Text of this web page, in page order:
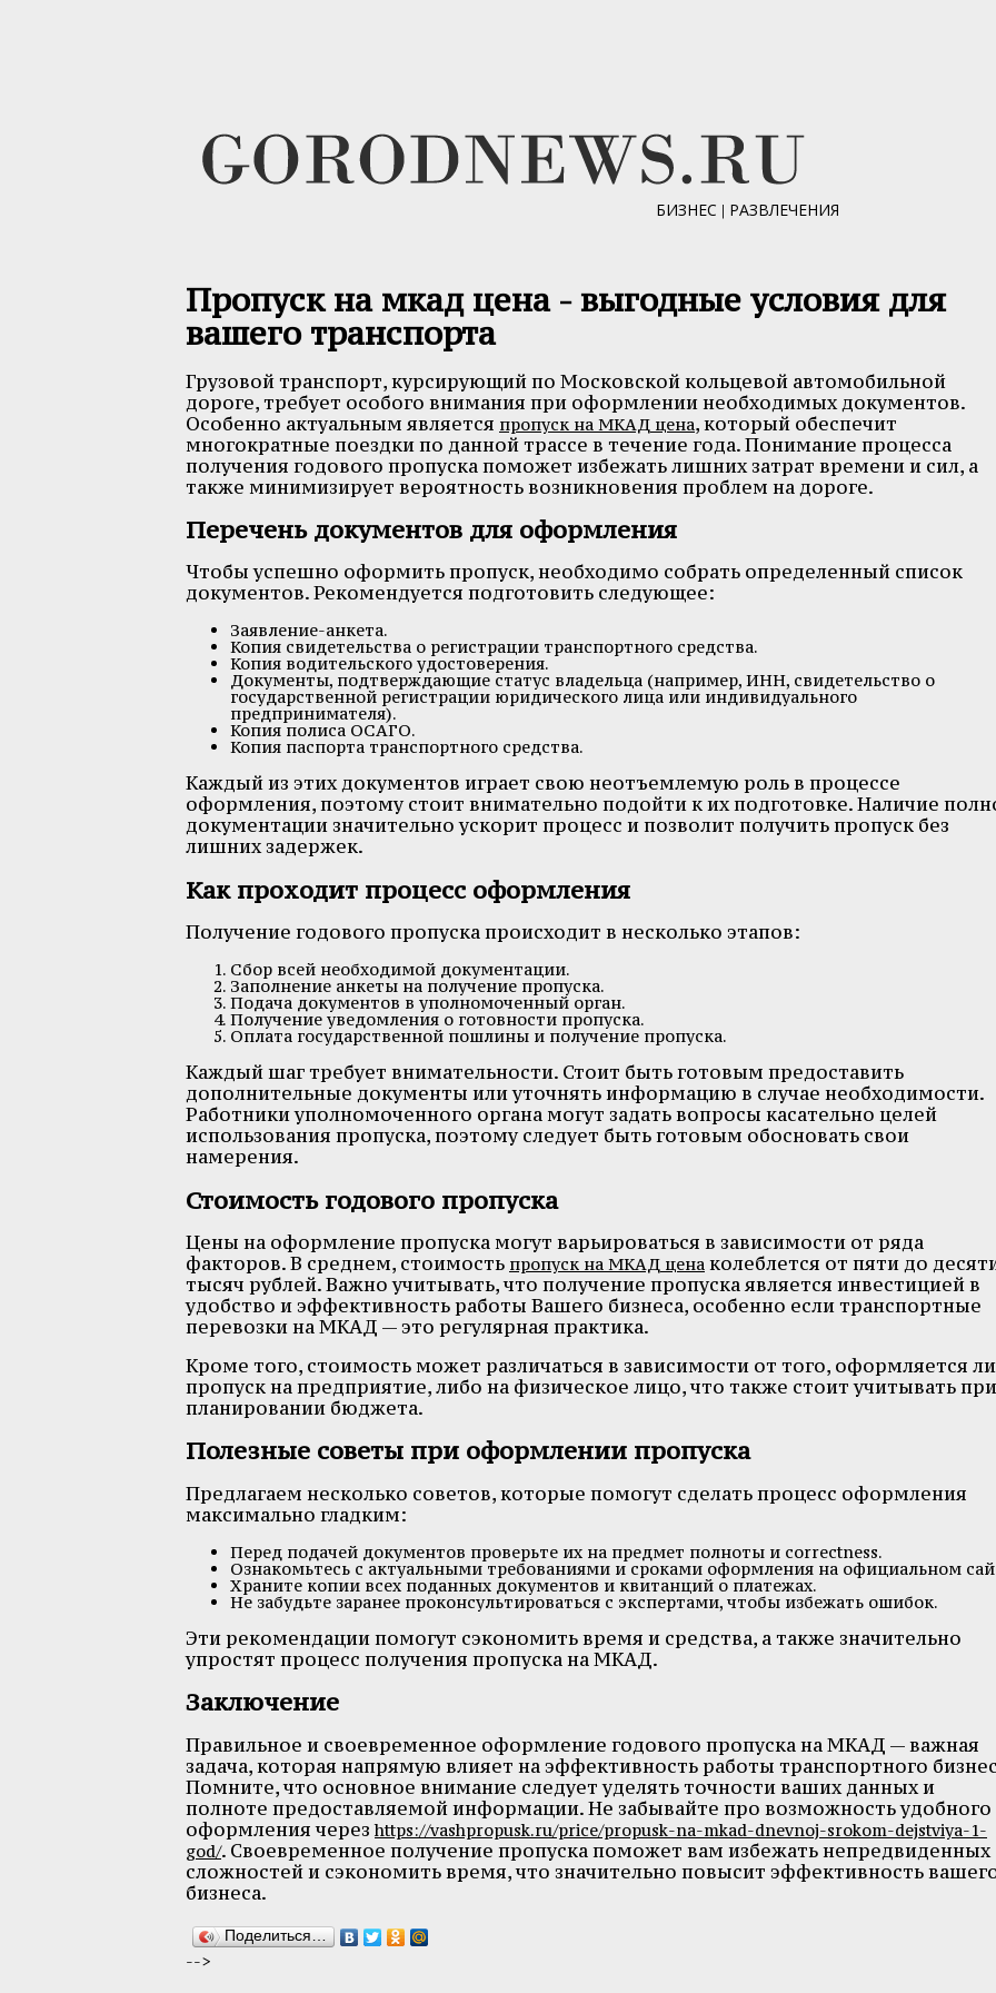
БИЗНЕС | РАЗВЛЕЧЕНИЯ
Пропуск на мкад цена - выгодные условия для
вашего транспорта
Грузовой транспорт, курсирующий по Московской кольцевой автомобильной
дороге, требует особого внимания при оформлении необходимых документов.
Особенно актуальным является пропуск на МКАД цена, который обеспечит
многократные поездки по данной трассе в течение года. Понимание процесса
получения годового пропуска поможет избежать лишних затрат времени и сил, а
также минимизирует вероятность возникновения проблем на дороге.
Перечень документов для оформления
Чтобы успешно оформить пропуск, необходимо собрать определенный список
документов. Рекомендуется подготовить следующее:
Заявление-анкета.
Копия свидетельства о регистрации транспортного средства.
Копия водительского удостоверения.
Документы, подтверждающие статус владельца (например, ИНН, свидетельство о
государственной регистрации юридического лица или индивидуального
предпринимателя).
Копия полиса ОСАГО.
Копия паспорта транспортного средства.
Каждый из этих документов играет свою неотъемлемую роль в процессе
оформления, поэтому стоит внимательно подойти к их подготовке. Наличие
документации значительно ускорит процесс и позволит получить пропуск без
лишних задержек.
Как проходит процесс оформления
Получение годового пропуска происходит в несколько этапов:
Сбор всей необходимой документации.
Заполнение анкеты на получение пропуска.
Подача документов в уполномоченный орган.
Получение уведомления о готовности пропуска.
Оплата государственной пошлины и получение пропуска.
Каждый шаг требует внимательности. Стоит быть готовым предоставить
дополнительные документы или уточнять информацию в случае необходимости.
Работники уполномоченного органа могут задать вопросы касательно целей
использования пропуска, поэтому следует быть готовым обосновать свои
намерения.
Стоимость годового пропуска
Цены на оформление пропуска могут варьироваться в зависимости от ряда
факторов. В среднем, стоимость пропуск на МКАД цена колеблется от пяти до
тысяч рублей. Важно учитывать, что получение пропуска является инвестицией в
удобство и эффективность работы Вашего бизнеса, особенно если транспортные
перевозки на МКАД — это регулярная практика.
Кроме того, стоимость может различаться в зависимости от того, оформляется ли
пропуск на предприятие, либо на физическое лицо, что также стоит учитывать при
планировании бюджета.
Полезные советы при оформлении пропуска
Предлагаем несколько советов, которые помогут сделать процесс оформления
максимально гладким:
Перед подачей документов проверьте их на предмет полноты и correctness.
Ознакомьтесь с актуальными требованиями и сроками оформления на официальном
Храните копии всех поданных документов и квитанций о платежах.
Не забудьте заранее проконсультироваться с экспертами, чтобы избежать ошибок.
Эти рекомендации помогут сэкономить время и средства, а также значительно
упростят процесс получения пропуска на МКАД.
Заключение
Правильное и своевременное оформление годового пропуска на МКАД — важная
задача, которая напрямую влияет на эффективность работы транспортного
Помните, что основное внимание следует уделять точности ваших данных и
полноте предоставляемой информации. Не забывайте про возможность удобного
оформления черезhttps://vashpropusk.ru/price/propusk-na-mkad-dnevnoj-srokom-dejstviya-1-
god/. Своевременное получение пропуска поможет вам избежать непредвиденных
сложностей и сэкономить время, что значительно повысит эффективность
бизнеса.
Поделиться…
-->